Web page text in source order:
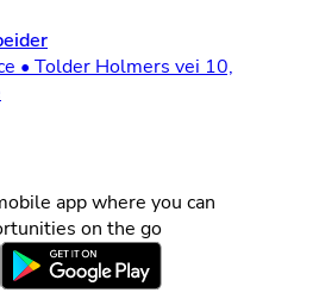
• Tolder Holmers vei 10,
liker å være sammen med
app where you can
on the go